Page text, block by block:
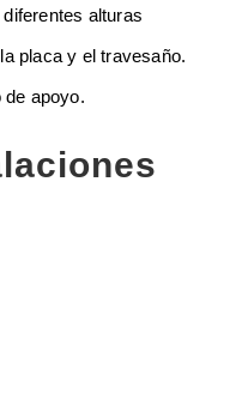
alturas
placa y el travesaño.
de apoyo.